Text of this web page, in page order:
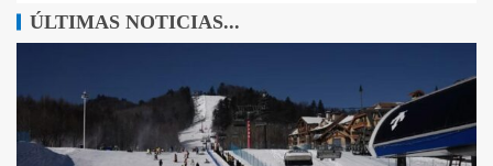
ÚLTIMAS NOTICIAS...